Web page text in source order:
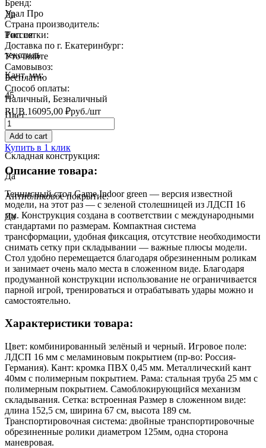
Да
Тип сетки:
текстиль
Кант, мм:
45
Цвет:
зеленый
Складная конструкция:
Да
Антибликовое покрытие:
Да
Бренд:
Урал Про
Страна производитель:
Россия
Доставка по г. Екатеринбург:
Уточняйте
Самовывоз:
Бесплатно
Способ оплаты:
Наличный, Безналичный
RUB 16095,00 ₽руб./шт
Quantity
Add to cart
Купить в 1 клик
Описание товара:
Теннисный стол Game Indoor green — версия известной
модели, на этот раз — с зеленой столешницей из ЛДСП 16
мм. Конструкция создана в соответствии с международными
стандартами по размерам. Компактная система
трансформации, удобная фиксация, отсутствие необходимости
снимать сетку при складывании — важные плюсы модели.
Стол удобно перемещается благодаря обрезиненным роликам
и занимает очень мало места в сложенном виде. Благодаря
продуманной конструкции использование не ограничивается
парной игрой, тренироваться и отрабатывать удары можно и
самостоятельно.
Характеристики товара:
Цвет: комбинированный зелёный и черный. Игровое поле:
ЛДСП 16 мм с меламиновым покрытием (пр-во: Россия-
Германия). Кант: кромка ПВХ 0,45 мм. Металлический кант
40мм с полимерным покрытием. Рама: стальная труба 25 мм с
полимерным покрытием. Самоблокирующийся механизм
складывания. Сетка: встроенная Размер в сложенном виде:
длина 152,5 см, ширина 67 см, высота 189 см.
Транспортировочная система: двойные транспортировочные
обрезиненные ролики диаметром 125мм, одна сторона
маневровая.